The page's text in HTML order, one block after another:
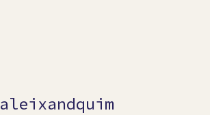
aleixandquim